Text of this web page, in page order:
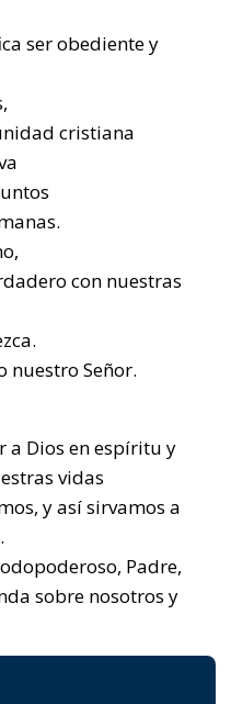
ser obediente y
cristiana
con nuestras
nuestro Señor.
a Dios en espíritu y
vidas
y así sirvamos a
Padre,
sobre nosotros y